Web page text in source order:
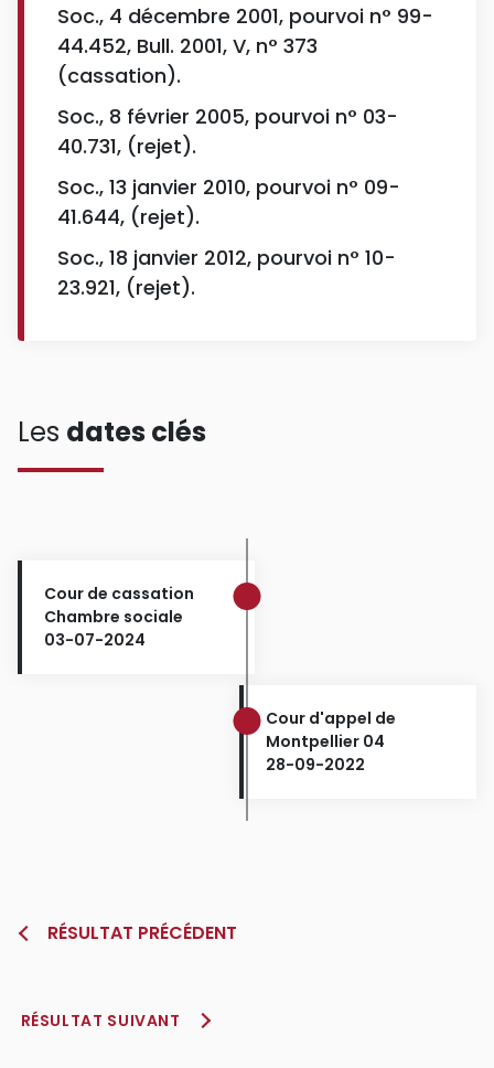
Soc., 4 décembre 2001, pourvoi n° 99-
44.452, Bull. 2001, V, n° 373
(cassation).
Soc., 8 février 2005, pourvoi n° 03-
40.731, (rejet).
Soc., 13 janvier 2010, pourvoi n° 09-
41.644, (rejet).
Soc., 18 janvier 2012, pourvoi n° 10-
23.921, (rejet).
Les dates clés
Cour de cassation
Chambre sociale
03-07-2024
Cour d'appel de
Montpellier 04
28-09-2022
RÉSULTAT PRÉCÉDENT
RÉSULTAT SUIVANT